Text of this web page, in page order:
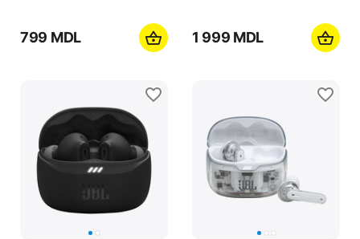
‍799‍ MDL 1 999 MDL